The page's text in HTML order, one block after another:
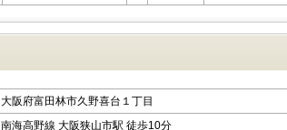
大阪府富田林市久野喜台１丁目
南海高野線 大阪狭山市駅 徒歩10分